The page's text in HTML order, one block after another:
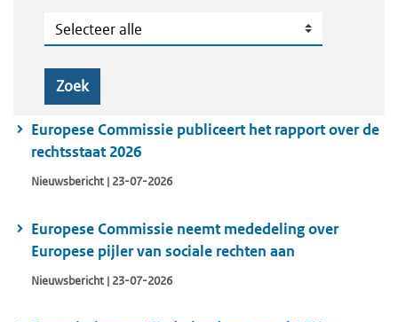
Categorie
Zoek
Europese Commissie publiceert het rapport over de
rechtsstaat 2026
Nieuwsbericht | 23-07-2026
Europese Commissie neemt mededeling over
Europese pijler van sociale rechten aan
Nieuwsbericht | 23-07-2026